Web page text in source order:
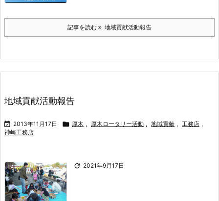
記事を読む 地域貢献活動報告
地域貢献活動報告
 2013年11月17日  厚木 , 厚木ロータリー活動 , 地域貢献 , 工務店 ,
神崎工務店
 2021年9月17日